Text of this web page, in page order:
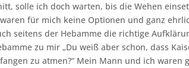
solle ich doch warten, bis die Wehen
für mich keine Optionen und ganz
seitens der Hebamme die richtige
zu mir „Du weiß aber schon, dass
zu atmen?“ Mein Mann und ich waren